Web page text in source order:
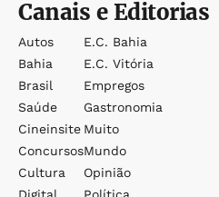
Canais e Editorias
Autos
Bahia
Brasil
Saúde
Cineinsite
Concursos
Cultura
E.c. Bahia
E.c. Vitória
Empregos
Gastronomia
Muito
Mundo
Opinião